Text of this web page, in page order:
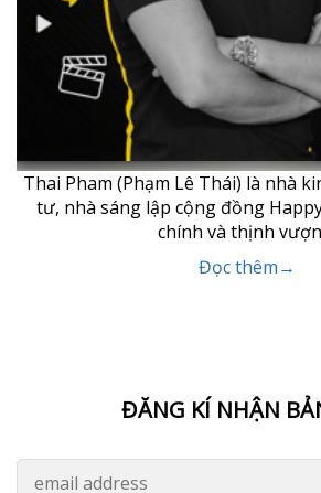
Thai Pham (Phạm Lê Thái) là nhà
tư, nhà sáng lập cộng đồng
chính và thịnh
Đọc thêm→
ĐĂNG KÍ NHẬN